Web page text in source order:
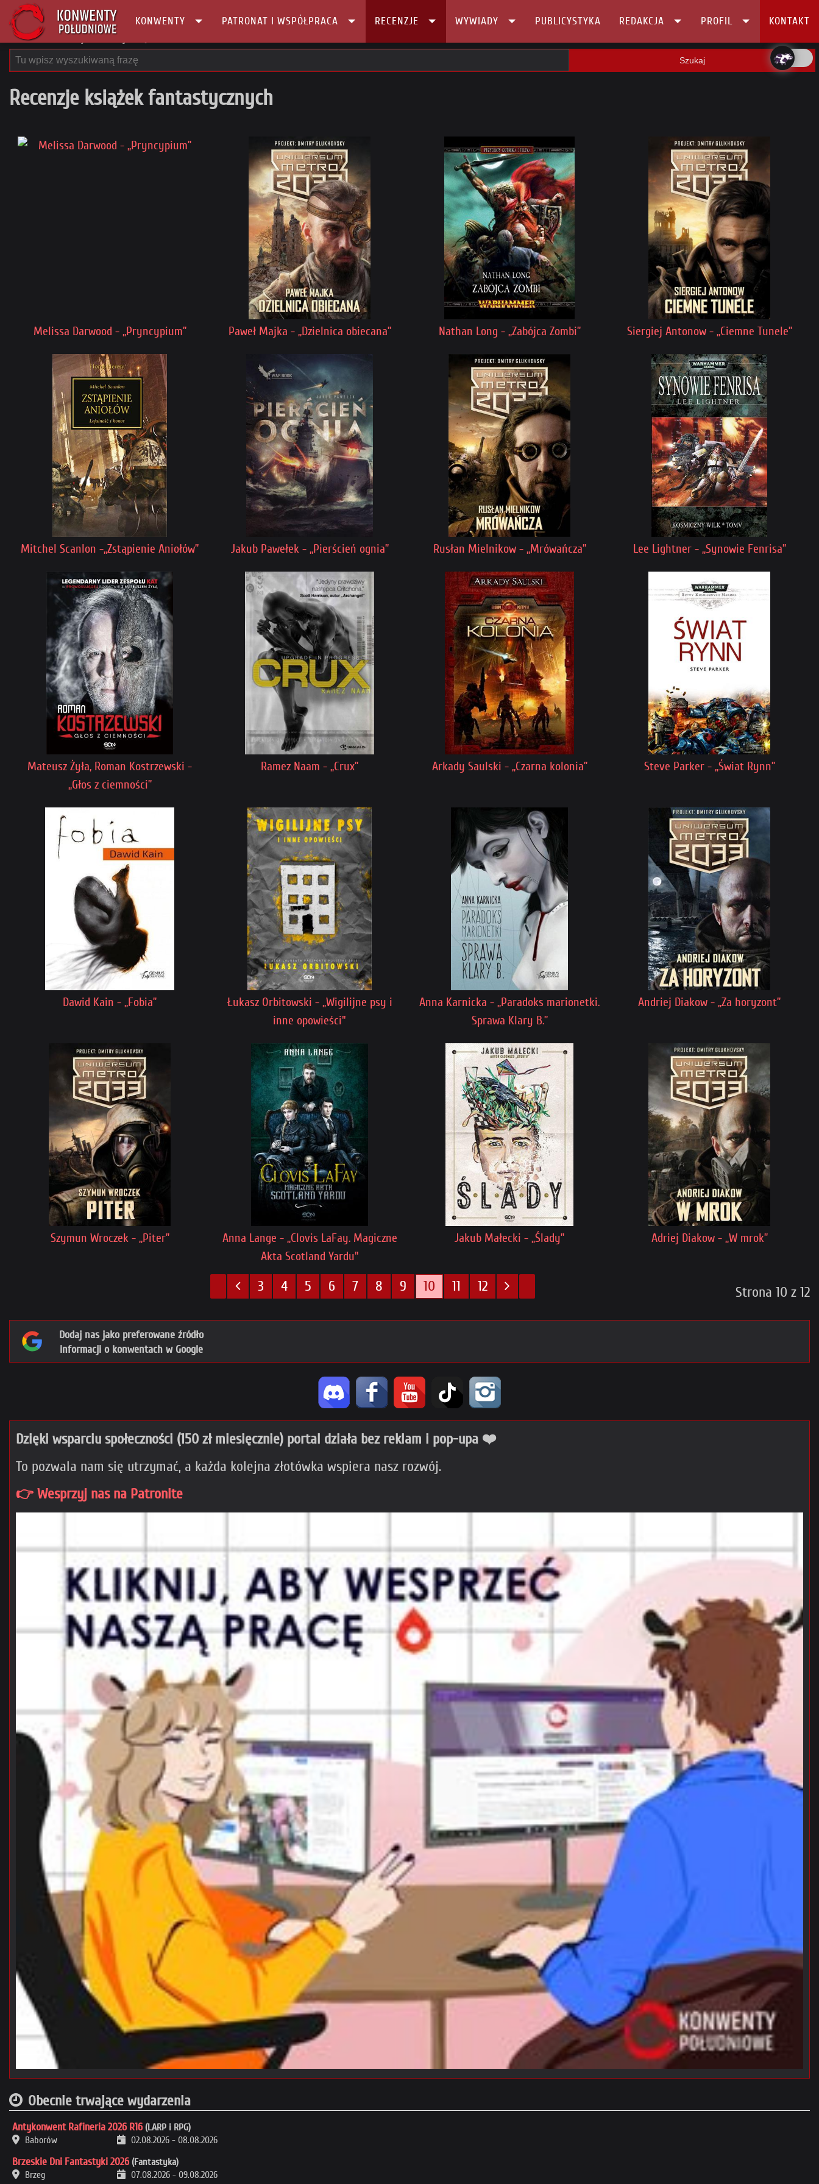
KONWENTY PATRONAT I WSPÓŁPRACA RECENZJE WYWIADY PUBLICYSTYKA REDAKCJA PROFIL KONTAKT
Główna
Szukaj
Recenzje książek fantastycznych
Melissa Darwood - „Pryncypium” Paweł Majka - „Dzielnica obiecana” Nathan Long - „Zabójca Zombi” Siergiej Antonow - „Ciemne Tunele”
Mitchel Scanlon -„Zstąpienie Aniołów” Jakub Pawełek - „Pierścień ognia” Rusłan Mielnikow - „Mrówańcza” Lee Lightner - „Synowie Fenrisa”
Mateusz Żyła, Roman Kostrzewski -
„Głos z ciemności”
Ramez Naam - „Crux” Arkady Saulski - „Czarna kolonia” Steve Parker - „Świat Rynn”
Dawid Kain - „Fobia”
Łukasz Orbitowski - „Wigilijne psy i
inne opowieści"
Anna Karnicka - „Paradoks marionetki.
Sprawa Klary B.”
Andriej Diakow - „Za horyzont”
Szymun Wroczek - „Piter”
Anna Lange - „Clovis LaFay. Magiczne
Akta Scotland Yardu"
Jakub Małecki - „Ślady” Adriej Diakow - „W mrok”
Strona 10 z 12
3 4 5 6 7 8 9 10 11 12
Dodaj nas jako preferowane źródło
informacji o konwentach w Google
Dzięki wsparciu społeczności (150 zł miesięcznie) portal działa bez reklam i pop-upa ❤️
To pozwala nam się utrzymać, a każda kolejna złotówka wspiera nasz rozwój.
👉 Wesprzyj nas na Patronite
Obecnie trwające wydarzenia
Antykonwent Rafineria 2026 R16 (LARP i RPG)
Baborów
02.08.2026 - 08.08.2026
Brzeskie Dni Fantastyki 2026 (Fantastyka)
Brzeg
07.08.2026 - 09.08.2026